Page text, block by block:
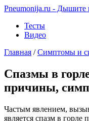
Pneumonija.ru - Дышите
Тесты
Видео
Главная / Симптомы и
Спазмы в
причины,
Частым явлением,
является спазм в горле